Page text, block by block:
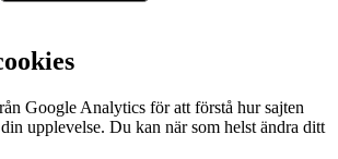
Google Analytics för att förstå hur sajten
upplevelse. Du kan när som helst ändra ditt